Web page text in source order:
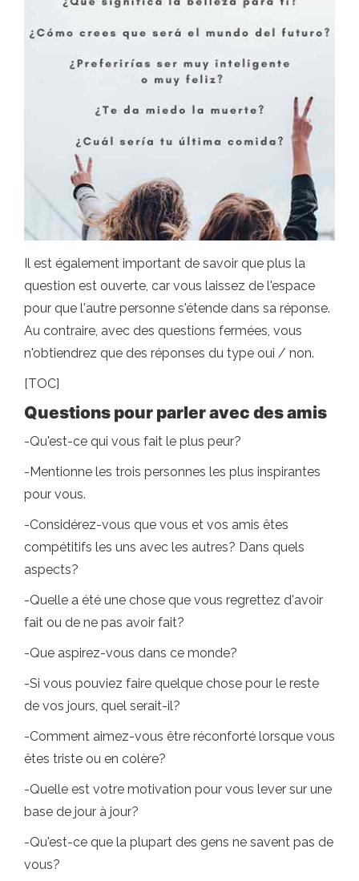
Il est également important de savoir que plus la
question est ouverte, car vous laissez de l'espace
pour que l'autre personne s'étende dans sa réponse.
Au contraire, avec des questions fermées, vous
n'obtiendrez que des réponses du type oui / non.
[TOC]
Questions pour parler avec des amis
-Qu'est-ce qui vous fait le plus peur?
-Mentionne les trois personnes les plus inspirantes
pour vous.
-Considérez-vous que vous et vos amis êtes
compétitifs les uns avec les autres? Dans quels
aspects?
-Quelle a été une chose que vous regrettez d'avoir
fait ou de ne pas avoir fait?
-Que aspirez-vous dans ce monde?
-Si vous pouviez faire quelque chose pour le reste
de vos jours, quel serait-il?
-Comment aimez-vous être réconforté lorsque vous
êtes triste ou en colère?
-Quelle est votre motivation pour vous lever sur une
base de jour à jour?
-Qu'est-ce que la plupart des gens ne savent pas de
vous?